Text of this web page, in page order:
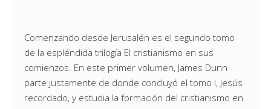
Comenzando desde Jerusalén es el segundo tomo
de la espléndida trilogía El cristianismo en sus
comienzos. En este primer volumen, James Dunn
parte justamente de donde concluyó el tomo I, Jesús
recordado, y estudia la formación del cristianismo en